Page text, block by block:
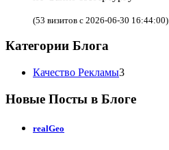
(53 визитов с 2026-06-30 16:44:00)
Категории Блога
Качество Рекламы3
Новые Посты в Блоге
realGeo